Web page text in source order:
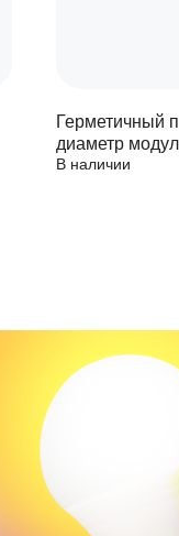
Герметичный
диаметр модуля
чипом 6803
В наличии